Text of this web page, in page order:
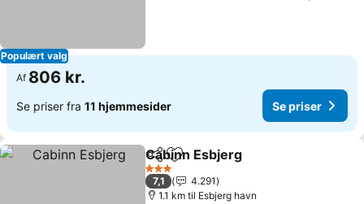
Populært valg
Af 806 kr.
Se priser fra 11 hjemmesider Se priser
Del Føj til favoritter
Cabinn Esbjerg
3 Stjerner
7,1
4.291
1.1 km til Esbjerg havn